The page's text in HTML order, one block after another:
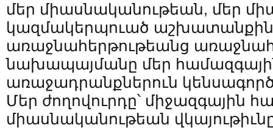
մեր միասնականութեան, մեր
կազմակերպուած
առաջնահերթութեանց
նախապայմանը մեր
առաջադրանքներուն
Մեր ժողովուրդը՝ միջազգային
միասնականութեան